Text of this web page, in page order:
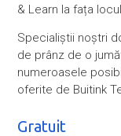
& Learn la fața
Specialiștii noștri
de prânz de o
numeroasele
oferite de Buitink
Gratuit